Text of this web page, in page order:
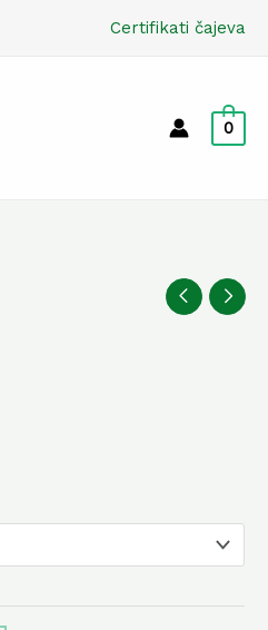
Certifikati čajeva
0